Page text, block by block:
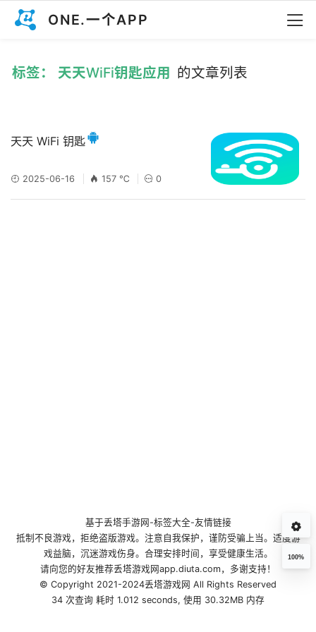
ONE.一个APP
标签： 天天WiFi钥匙应用 的文章列表
天天 WiFi 钥匙
2025-06-16 157 ℃ 0
100%
基于丢塔手游网 -标签大全-友情链接
抵制不良游戏，拒绝盗版游戏。注意自我保护，谨防受骗上当。适度游
戏益脑，沉迷游戏伤身。合理安排时间，享受健康生活。
请向您的好友推荐丢塔游戏网app.diuta.com，多谢支持！
© Copyright 2021-2024丢塔游戏网 All Rights Reserved
34 次查询 耗时 1.012 seconds, 使用 30.32MB 内存